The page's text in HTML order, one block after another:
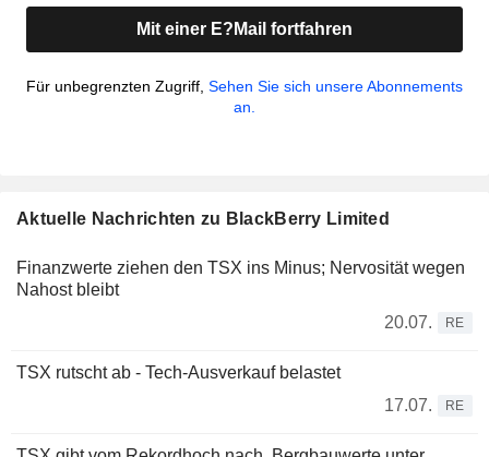
Mit einer E?Mail fortfahren
Für unbegrenzten Zugriff, Sehen Sie sich unsere Abonnements
an.
Aktuelle Nachrichten zu BlackBerry Limited
Finanzwerte ziehen den TSX ins Minus; Nervosität wegen
Nahost bleibt
20.07.
RE
TSX rutscht ab - Tech-Ausverkauf belastet
17.07.
RE